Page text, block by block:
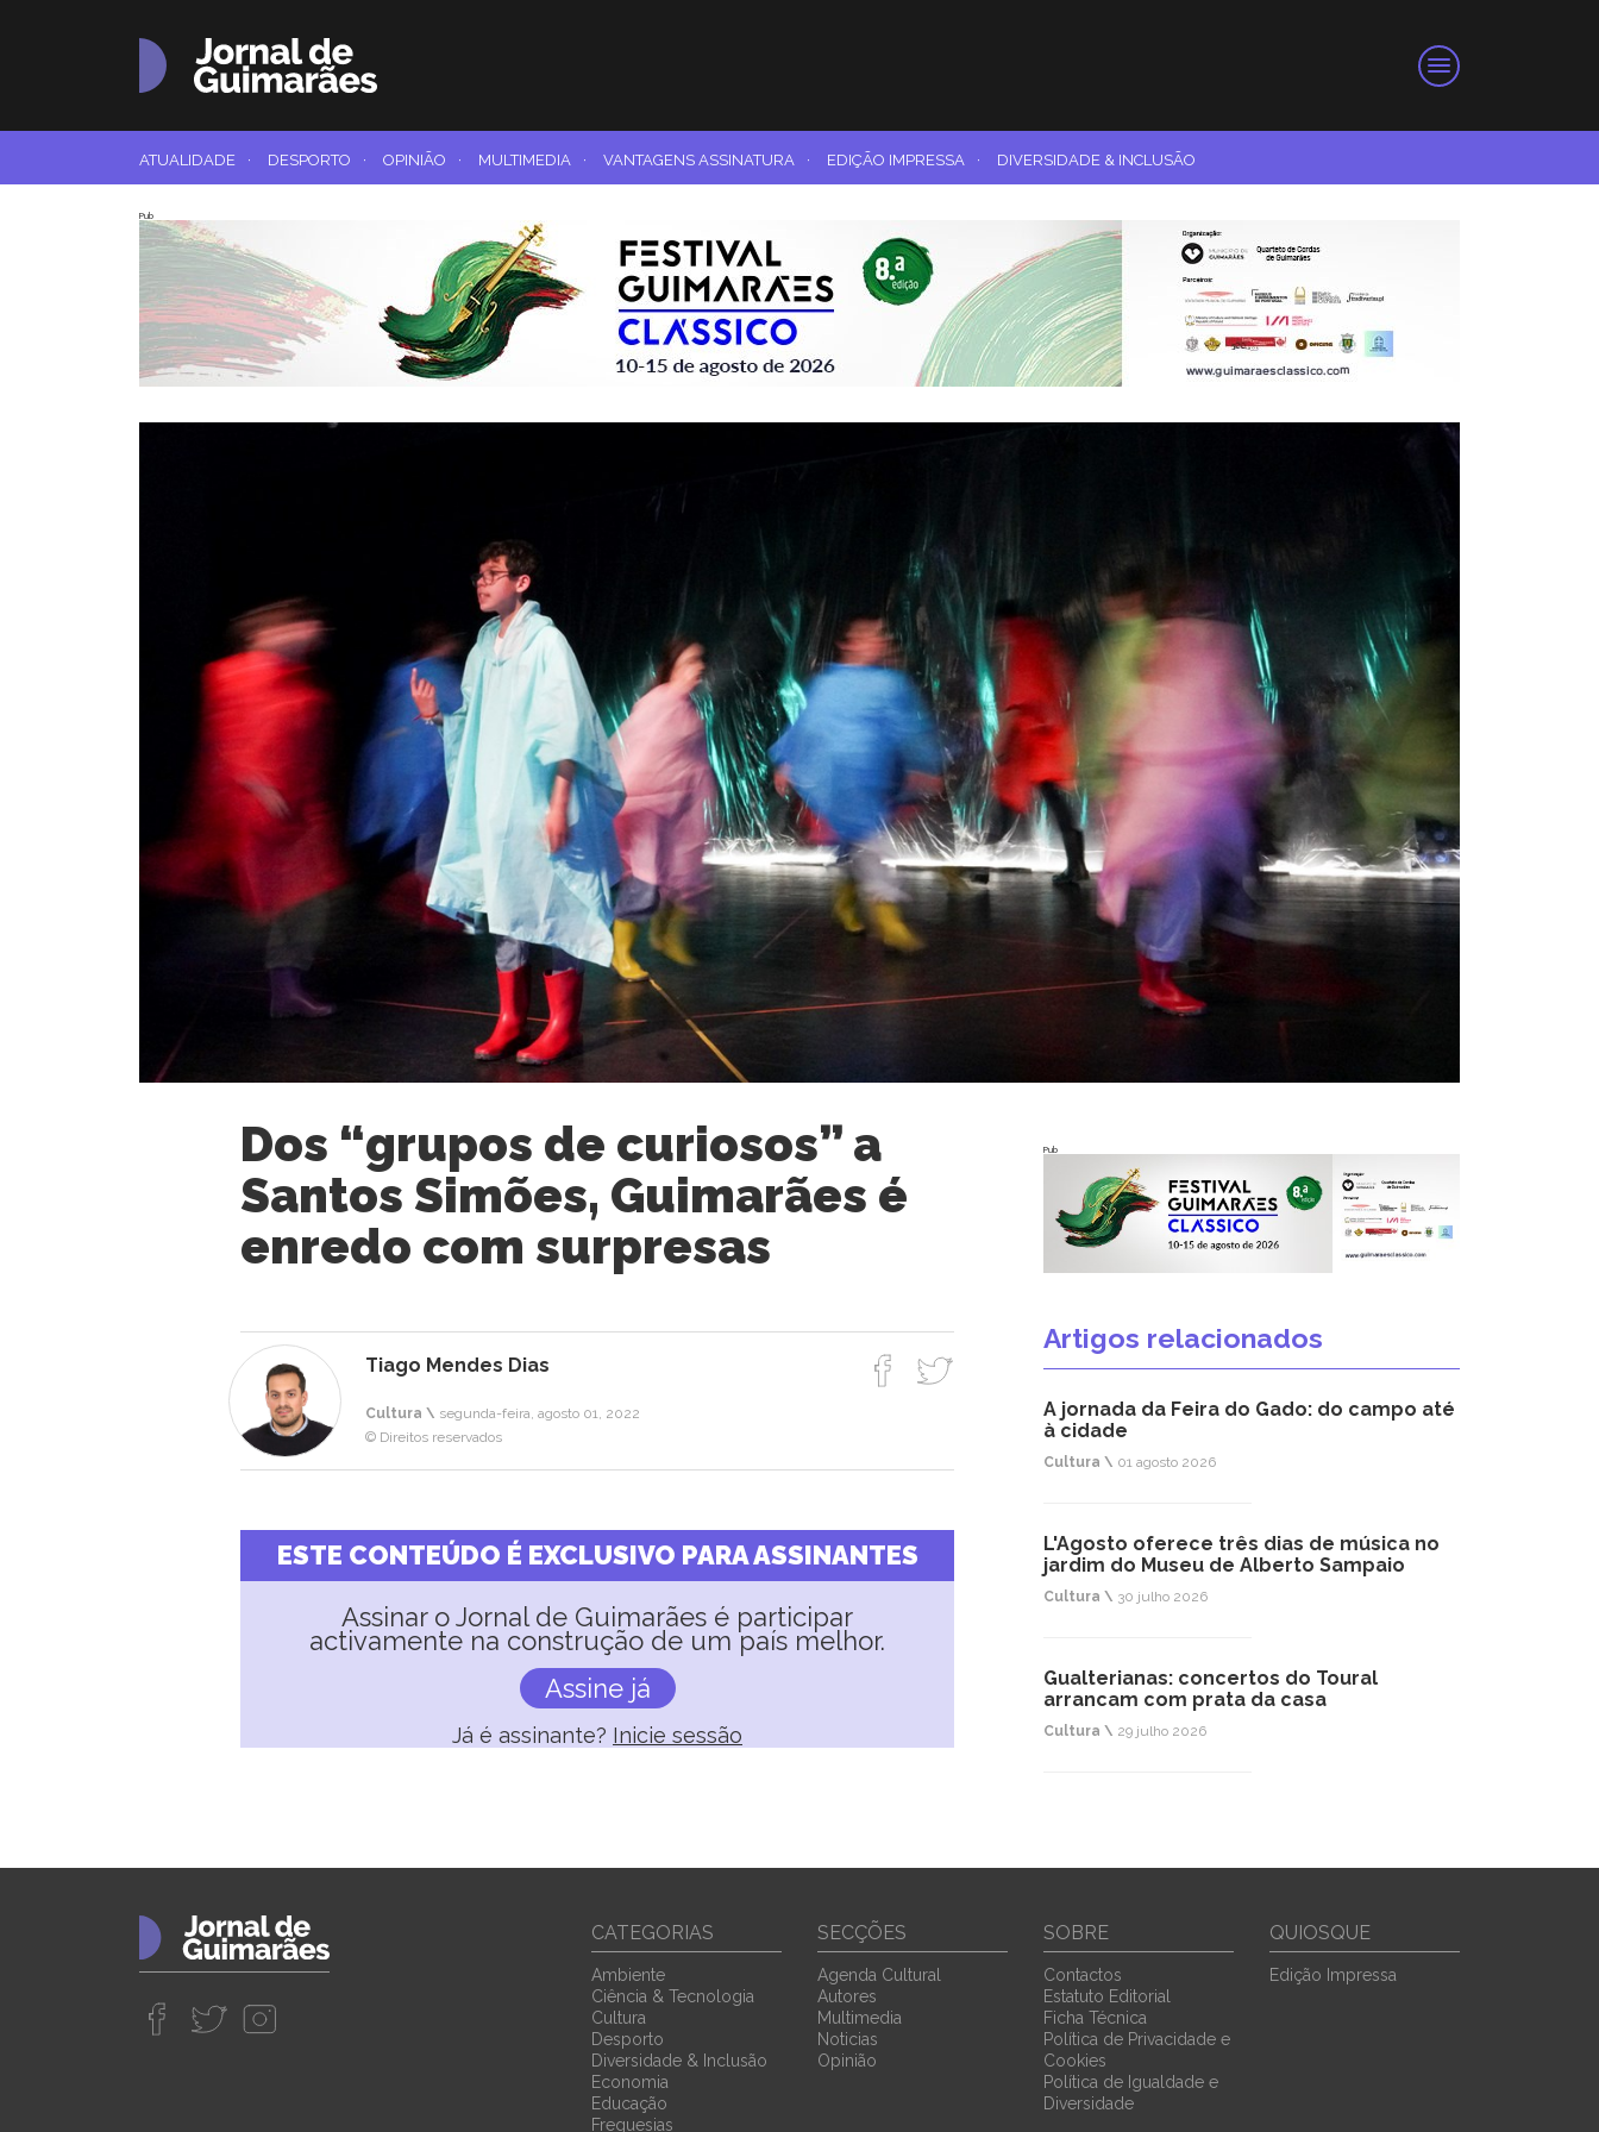
ATUALIDADE · DESPORTO · OPINIÃO · MULTIMEDIA · VANTAGENS ASSINATURA · EDIÇÃO IMPRESSA · DIVERSIDADE & INCLUSÃO
Pub
Dos “grupos de curiosos” a
Santos Simões, Guimarães é
enredo com surpresas
Tiago Mendes Dias
Cultura \ segunda-feira, agosto 01, 2022
© Direitos reservados
ESTE CONTEÚDO É EXCLUSIVO PARA ASSINANTES
Assinar o Jornal de Guimarães é participar
activamente na construção de um país melhor.
Assine já
Já é assinante? Inicie sessão
Pub
Artigos relacionados
A jornada da Feira do Gado: do campo até
à cidade
Cultura \ 01 agosto 2026
L'Agosto oferece três dias de música no
jardim do Museu de Alberto Sampaio
Cultura \ 30 julho 2026
Gualterianas: concertos do Toural
arrancam com prata da casa
Cultura \ 29 julho 2026
CATEGORIAS
Ambiente
Ciência & Tecnologia
Cultura
Desporto
Diversidade & Inclusão
Economia
Educação
Freguesias
SECÇÕES
Agenda Cultural
Autores
Multimedia
Noticias
Opinião
SOBRE
Contactos
Estatuto Editorial
Ficha Técnica
Política de Privacidade e
Cookies
Política de Igualdade e
Diversidade
QUIOSQUE
Edição Impressa